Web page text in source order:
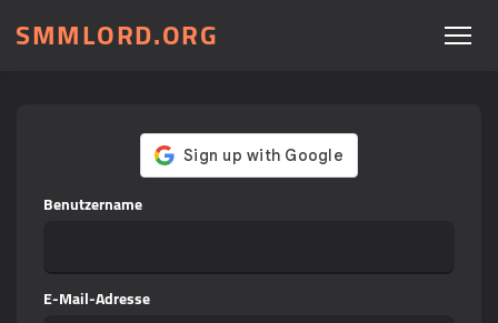
SMMLORD.ORG
Benutzername
E-Mail-Adresse